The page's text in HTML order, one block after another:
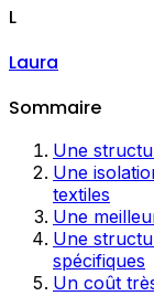
L
Laura
Sommaire
Une
Une
textiles
Une
Une
spécifiques
Un coût